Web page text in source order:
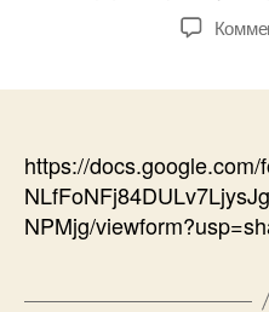
https://
NPMjg/